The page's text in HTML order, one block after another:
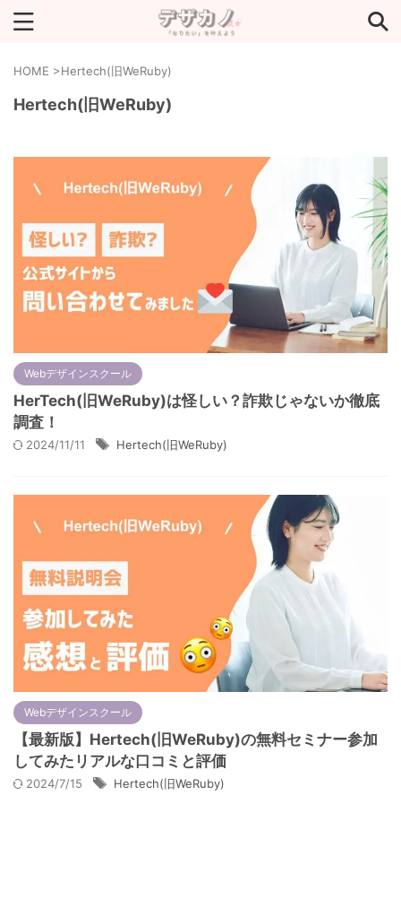
キーワードで探す
HOME >Hertech(旧WeRuby)
Hertech(旧WeRuby)
Webデザインスクール
HerTech(旧WeRuby)は怪しい？詐欺じゃないか徹底
調査！
2024/11/11 Hertech(旧WeRuby)
Webデザインスクール
【最新版】Hertech(旧WeRuby)の無料セミナー参加
してみたリアルな口コミと評価
2024/7/15 Hertech(旧WeRuby)